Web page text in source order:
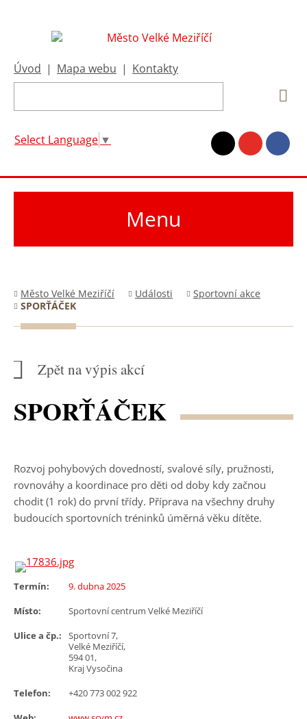
Úvod | Mapa webu | Kontakty
Select Language ▼
Menu
Město Velké Meziříčí Události
Sportovní akce
SPORŤÁČEK
Zpět na výpis akcí
SPORŤÁČEK
Rozvoj pohybových dovedností, svalové síly, pružnosti,
rovnováhy a koordinace pro děti od doby kdy začnou
chodit (1 rok) do první třídy. Příprava na všechny druhy
budoucích sportovních tréninků úměrná věku dítěte.
Termín:
9. dubna 2025
Místo:
Sportovní centrum Velké Meziříčí
Ulice a čp.:
Sportovní 7,
Velké Meziříčí,
594 01,
Kraj Vysočina
Telefon:
+420 773 002 922